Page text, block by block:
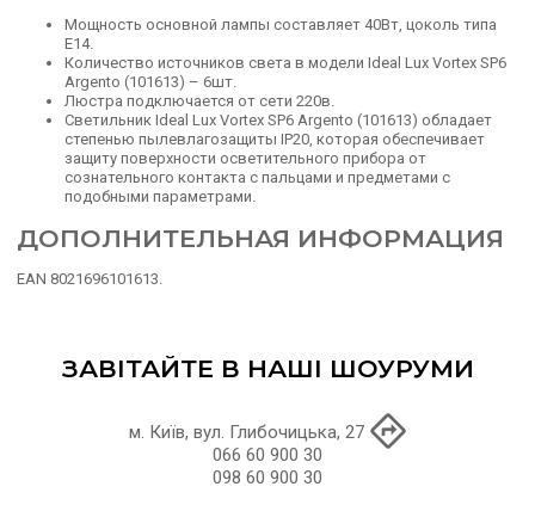
Мощность основной лампы составляет 40Вт, цоколь типа
E14.
Количество источников света в модели Ideal Lux Vortex SP6
Argento (101613) – 6шт.
Люстра подключается от сети 220в.
Светильник Ideal Lux Vortex SP6 Argento (101613) обладает
степенью пылевлагозащиты IP20, которая обеспечивает
защиту поверхности осветительного прибора от
сознательного контакта с пальцами и предметами с
подобными параметрами.
ДОПОЛНИТЕЛЬНАЯ ИНФОРМАЦИЯ
EAN 8021696101613.
ЗАВІТАЙТЕ В НАШІ ШОУРУМИ
м. Київ, вул. Глибочицька, 27
066 60 900 30
098 60 900 30